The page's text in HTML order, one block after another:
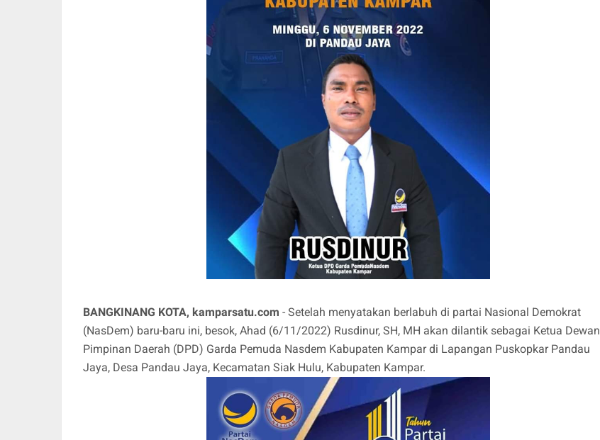
BANGKINANG KOTA, kamparsatu.com - Setelah menyatakan berlabuh di partai Nasional Demokrat
(NasDem) baru-baru ini, besok, Ahad (6/11/2022) Rusdinur, SH, MH akan dilantik sebagai Ketua Dewan
Pimpinan Daerah (DPD) Garda Pemuda Nasdem Kabupaten Kampar di Lapangan Puskopkar Pandau
Jaya, Desa Pandau Jaya, Kecamatan Siak Hulu, Kabupaten Kampar.